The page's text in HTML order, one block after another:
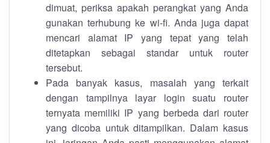
dimuat, periksa apakah perangkat yang Anda
gunakan terhubung ke wi-fi. Anda juga dapat
mencari alamat IP yang tepat yang telah
ditetapkan sebagai standar untuk router
tersebut.
Pada banyak kasus, masalah yang terkait
dengan tampilnya layar login suatu router
ternyata memiliki IP yang berbeda dari router
yang dicoba untuk ditampilkan. Dalam kasus